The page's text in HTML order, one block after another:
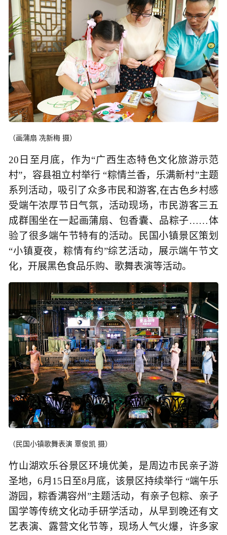
（画蒲扇 冼新梅 摄）
20日至月底，作为“广西生态特色文化旅游示范
村”，容县祖立村举行 “粽情兰香，乐满新村”主题
系列活动，吸引了众多市民和游客,在古色乡村感
受端午浓厚节日气氛，活动现场，市民游客三五
成群围坐在一起画蒲扇、包香囊、品粽子……体
验了很多端午节特有的活动。民国小镇景区策划
“小镇夏夜，粽情有约”综艺活动，展示端午节文
化，开展黑色食品乐购、歌舞表演等活动。
（民国小镇歌舞表演 覃俊凯 摄）
竹山湖欢乐谷景区环境优美，是周边市民亲子游
圣地，6月15日至8月底，该景区持续举行 “端午乐
游园，粽香满容州”主题活动，有亲子包粽、亲子
国学等传统文化动手研学活动，从早到晚还有文
艺表演、露营文化节等，现场人气火爆，许多家